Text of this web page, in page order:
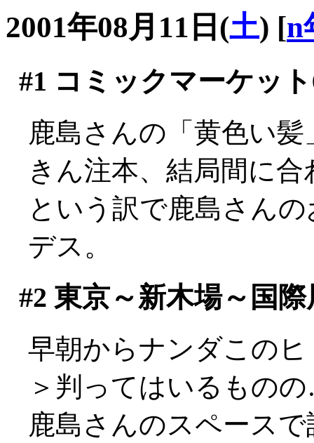
2001年08月11日(土) [n
#1 コミックマーケッ
鹿島さんの「黄色い
きん注本、結局間に
という訳で鹿島さん
デス。
#2 東京～新木場～国際
早朝からナンダこの
＞判ってはいるもの
鹿島さんのスペース